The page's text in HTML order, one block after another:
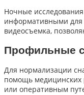
Ночные
информативными для
видеосъемка,
Профильные
Для нормализации
помощь медицинских
или оперативным